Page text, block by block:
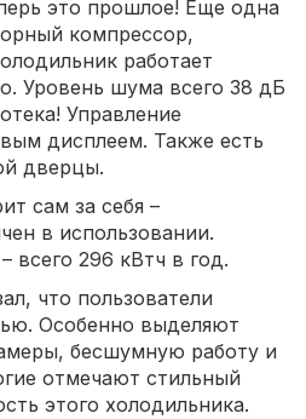
это прошлое! Еще одна
компрессор,
работает
Уровень шума всего 38 дБ
Управление
дисплеем. Также есть
дверцы.
сам за себя –
в использовании.
всего 296 кВтч в год.
что пользователи
Особенно выделяют
бесшумную работу и
отмечают стильный
этого холодильника.